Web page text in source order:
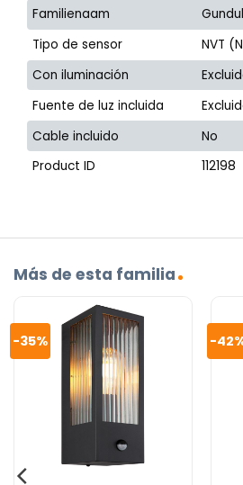
Familienaam
Tipo de sensor
NVT
Con iluminación
Fuente de luz incluida
Cable incluido
No
Product ID
112198
Más de esta familia
-35% -